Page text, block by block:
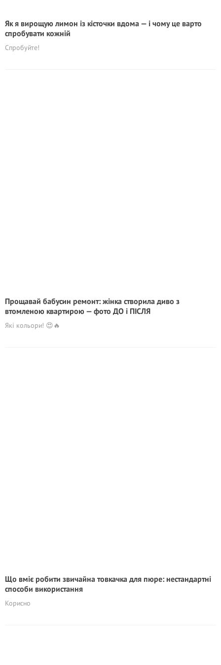
Як я вирощую лимон із кісточки вдома — і чому це варто
спробувати кожній
Cпробуйте!
Прощавай бабусин ремонт: жінка створила диво з
втомленою квартирою — фото ДО і ПІСЛЯ
Які кольори! 😍🔥
Що вміє робити звичайна товкачка для пюре: нестандартні
способи використання
Корисно